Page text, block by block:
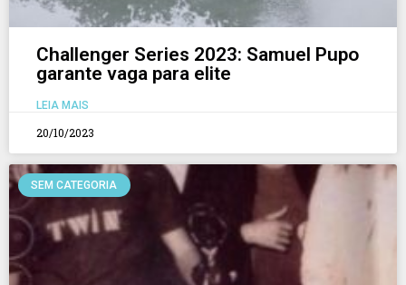
Challenger Series 2023: Samuel Pupo
garante vaga para elite
LEIA MAIS
20/10/2023
SEM CATEGORIA